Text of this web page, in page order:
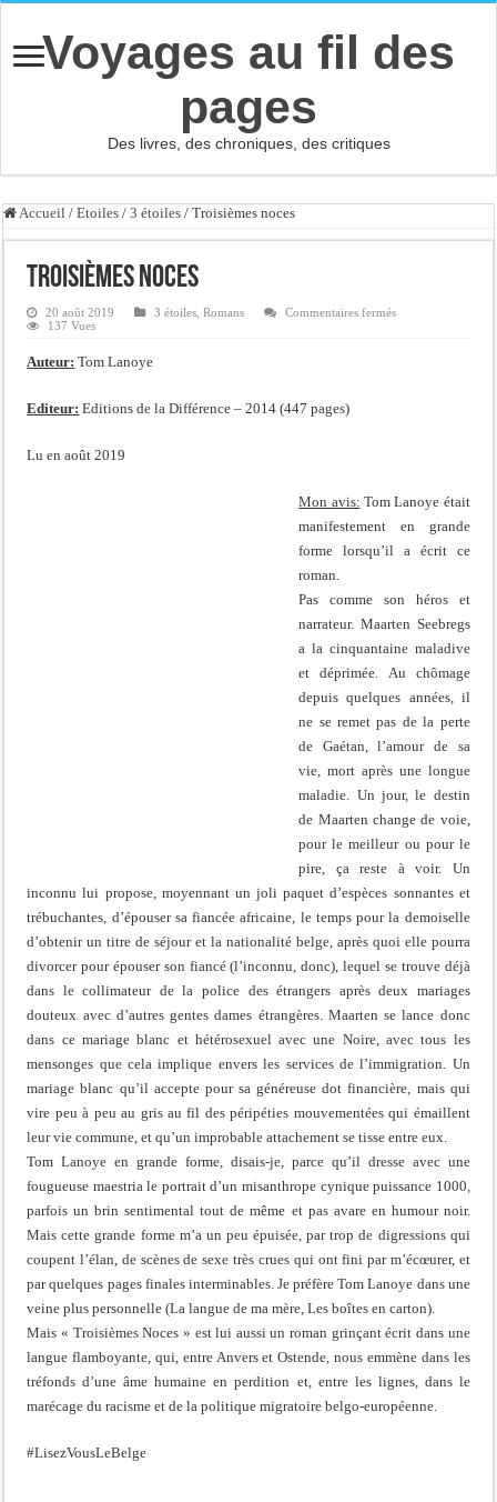
Voyages au fil des
pages
Des livres, des chroniques, des critiques
Accueil / Etoiles / 3 étoiles / Troisièmes noces
Troisièmes noces
20 août 2019 3 étoiles ,Romans Commentaires ferméssur
137 Vues
Auteur: Tom Lanoye
Editeur: Editions de la Différence – 2014 (447 pages)
Lu en août 2019
Mon avis: Tom Lanoye était
manifestement en grande
forme lorsqu’il a écrit ce
roman.
Pas comme son héros et
narrateur. Maarten Seebregs
a la cinquantaine maladive
et déprimée. Au chômage
depuis quelques années, il
ne se remet pas de la perte
de Gaétan, l’amour de sa
vie, mort après une longue
maladie. Un jour, le destin
de Maarten change de voie,
pour le meilleur ou pour le
pire, ça reste à voir. Un
inconnu lui propose, moyennant un joli paquet d’espèces sonnantes et
trébuchantes, d’épouser sa fiancée africaine, le temps pour la demoiselle
d’obtenir un titre de séjour et la nationalité belge, après quoi elle pourra
divorcer pour épouser son fiancé (l’inconnu, donc), lequel se trouve déjà
dans le collimateur de la police des étrangers après deux mariages
douteux avec d’autres gentes dames étrangères. Maarten se lance donc
dans ce mariage blanc et hétérosexuel avec une Noire, avec tous les
mensonges que cela implique envers les services de l’immigration. Un
mariage blanc qu’il accepte pour sa généreuse dot financière, mais qui
vire peu à peu au gris au fil des péripéties mouvementées qui émaillent
leur vie commune, et qu’un improbable attachement se tisse entre eux.
Tom Lanoye en grande forme, disais-je, parce qu’il dresse avec une
fougueuse maestria le portrait d’un misanthrope cynique puissance 1000,
parfois un brin sentimental tout de même et pas avare en humour noir.
Mais cette grande forme m’a un peu épuisée, par trop de digressions qui
coupent l’élan, de scènes de sexe très crues qui ont fini par m’écœurer, et
par quelques pages finales interminables. Je préfère Tom Lanoye dans une
veine plus personnelle (La langue de ma mère, Les boîtes en carton).
Mais « Troisièmes Noces » est lui aussi un roman grinçant écrit dans une
langue flamboyante, qui, entre Anvers et Ostende, nous emmène dans les
tréfonds d’une âme humaine en perdition et, entre les lignes, dans le
marécage du racisme et de la politique migratoire belgo-européenne.
#LisezVousLeBelge